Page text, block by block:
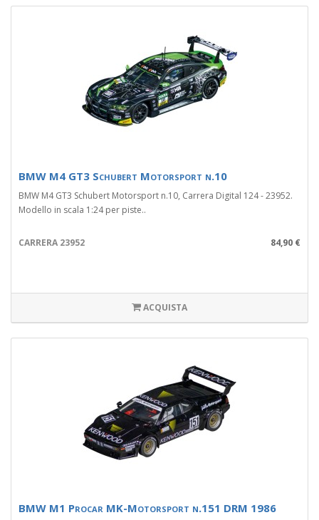
BMW M4 GT3 Schubert Motorsport n.10
BMW M4 GT3 Schubert Motorsport n.10, Carrera Digital 124 - 23952.
Modello in scala 1:24 per piste..
CARRERA 23952 84,90 €
ACQUISTA
BMW M1 Procar MK-Motorsport n.151 DRM 1986